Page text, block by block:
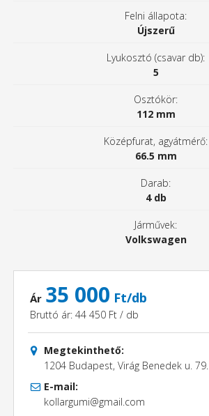
Felni állapota:
Újszerű
Lyukosztó (csavar db):
5
Osztókör:
112 mm
Középfurat, agyátmérő:
66.5 mm
Darab:
4 db
Járművek:
Volkswagen
Ár 35 000 Ft/db
Bruttó ár: 44 450 Ft / db
Megtekinthető:
1204 Budapest, Virág Benedek u. 79.
E-mail:
kollargumi@gmail.com